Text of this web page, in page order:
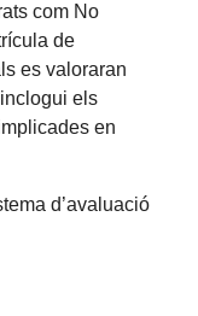
com No
de
es valoraran
els
en
d’avaluació